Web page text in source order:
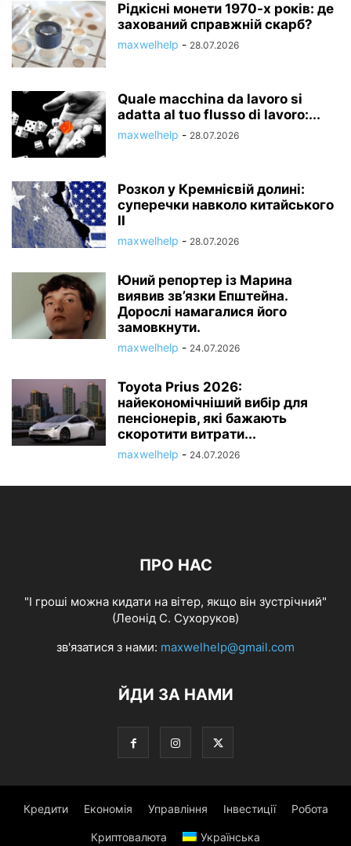
Рідкісні монети 1970-х років: де
захований справжній скарб?
maxwelhelp - 28.07.2026
Quale macchina da lavoro si
adatta al tuo flusso di lavoro:...
maxwelhelp - 28.07.2026
Розкол у Кремнієвій долині:
суперечки навколо китайського
ІІ
maxwelhelp - 28.07.2026
Юний репортер із Марина
виявив зв’язки Епштейна.
Дорослі намагалися його
замовкнути.
maxwelhelp - 24.07.2026
Toyota Prius 2026:
найекономічніший вибір для
пенсіонерів, які бажають
скоротити витрати...
maxwelhelp - 24.07.2026
ПРО НАС
"І гроші можна кидати на вітер, якщо він зустрічний"
(Леонід С. Сухоруков)
зв'язатися з нами: maxwelhelp@gmail.com
ЙДИ ЗА НАМИ
Кредити Економія Управління Інвестиції Робота
Криптовалюта Українська